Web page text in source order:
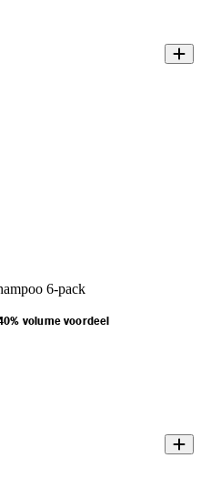
6-pack
volume voordeel